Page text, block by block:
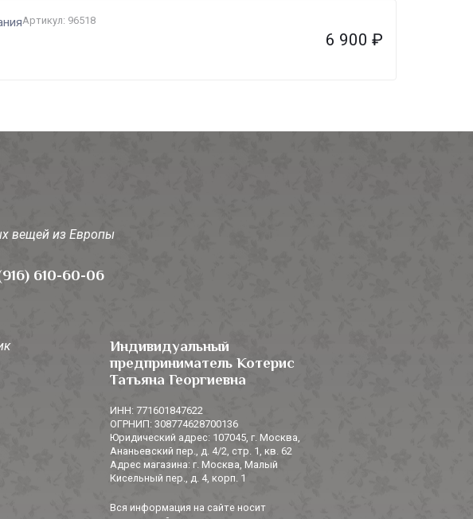
Артикул: 96518
6 900 ₽
вещей из Европы
610-60-06
Индивидуальный
предприниматель Котерис
Татьяна Георгиевна
ИНН: 771601847622
ОГРНИП: 308774628700136
Юридический адрес: 107045, г. Москва,
Ананьевский пер., д. 4/2, стр. 1, кв. 62
Адрес магазина: г. Москва, Малый
Кисельный пер., д. 4, корп. 1
Вся информация на сайте носит